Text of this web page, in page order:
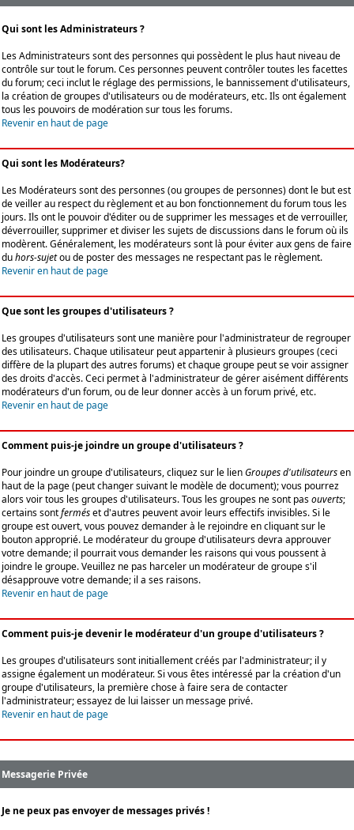
Qui sont les Administrateurs ?
Les Administrateurs sont des personnes qui possèdent le plus haut niveau de
contrôle sur tout le forum. Ces personnes peuvent contrôler toutes les facettes
du forum; ceci inclut le réglage des permissions, le bannissement d'utilisateurs,
la création de groupes d'utilisateurs ou de modérateurs, etc. Ils ont également
tous les pouvoirs de modération sur tous les forums.
Revenir en haut de page
Qui sont les Modérateurs?
Les Modérateurs sont des personnes (ou groupes de personnes) dont le but est
de veiller au respect du règlement et au bon fonctionnement du forum tous les
jours. Ils ont le pouvoir d'éditer ou de supprimer les messages et de verrouiller,
déverrouiller, supprimer et diviser les sujets de discussions dans le forum où ils
modèrent. Généralement, les modérateurs sont là pour éviter aux gens de faire
duhors-sujetou de poster des messages ne respectant pas le règlement.
Revenir en haut de page
Que sont les groupes d'utilisateurs ?
Les groupes d'utilisateurs sont une manière pour l'administrateur de regrouper
des utilisateurs. Chaque utilisateur peut appartenir à plusieurs groupes (ceci
diffère de la plupart des autres forums) et chaque groupe peut se voir assigner
des droits d'accès. Ceci permet à l'administrateur de gérer aisément différents
modérateurs d'un forum, ou de leur donner accès à un forum privé, etc.
Revenir en haut de page
Comment puis-je joindre un groupe d'utilisateurs ?
Pour joindre un groupe d'utilisateurs, cliquez sur le lienGroupes d'utilisateursen
haut de la page (peut changer suivant le modèle de document); vous pourrez
alors voir tous les groupes d'utilisateurs. Tous les groupes ne sont pasouverts;
certains sontferméset d'autres peuvent avoir leurs effectifs invisibles. Si le
groupe est ouvert, vous pouvez demander à le rejoindre en cliquant sur le
bouton approprié. Le modérateur du groupe d'utilisateurs devra approuver
votre demande; il pourrait vous demander les raisons qui vous poussent à
joindre le groupe. Veuillez ne pas harceler un modérateur de groupe s'il
désapprouve votre demande; il a ses raisons.
Revenir en haut de page
Comment puis-je devenir le modérateur d'un groupe d'utilisateurs ?
Les groupes d'utilisateurs sont initiallement créés par l'administrateur; il y
assigne également un modérateur. Si vous êtes intéressé par la création d'un
groupe d'utilisateurs, la première chose à faire sera de contacter
l'administrateur; essayez de lui laisser un message privé.
Revenir en haut de page
Messagerie Privée
Je ne peux pas envoyer de messages privés !